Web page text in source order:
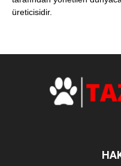
üreticisidir.